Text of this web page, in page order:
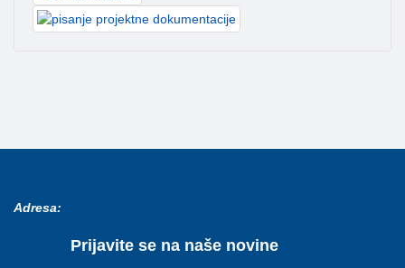
Adresa:
Prijavite se na naše novine